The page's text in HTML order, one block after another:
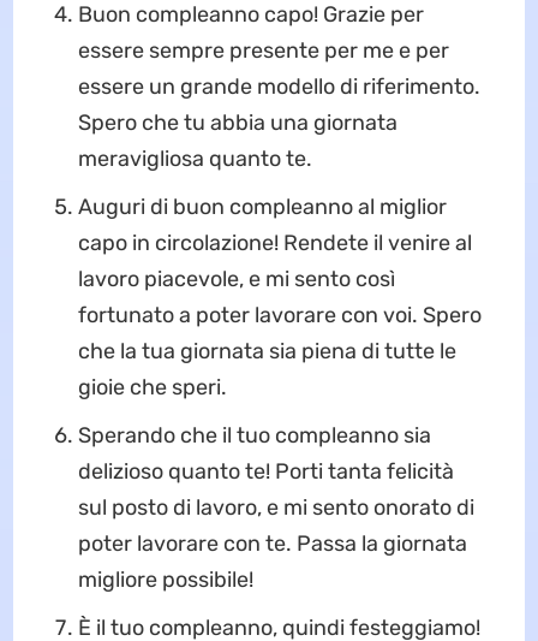
Buon compleanno capo! Grazie per
essere sempre presente per me e per
essere un grande modello di riferimento.
Spero che tu abbia una giornata
meravigliosa quanto te.
Auguri di buon compleanno al miglior
capo in circolazione! Rendete il venire al
lavoro piacevole, e mi sento così
fortunato a poter lavorare con voi. Spero
che la tua giornata sia piena di tutte le
gioie che speri.
Sperando che il tuo compleanno sia
delizioso quanto te! Porti tanta felicità
sul posto di lavoro, e mi sento onorato di
poter lavorare con te. Passa la giornata
migliore possibile!
È il tuo compleanno, quindi festeggiamo!